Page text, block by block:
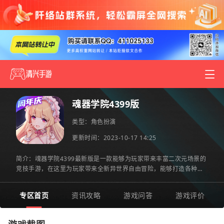
魂器学院4399版
类型： 角色扮演
更新时间：2023-10-17 14:25
简介：魂器学院4399最新版是一款能够为玩家带来丰富二次元场景的
竞技手游，在这里为玩家带来全新异世界自由冒险，能够打造各种不
专区首页 资讯攻略 游戏问答 游戏评价